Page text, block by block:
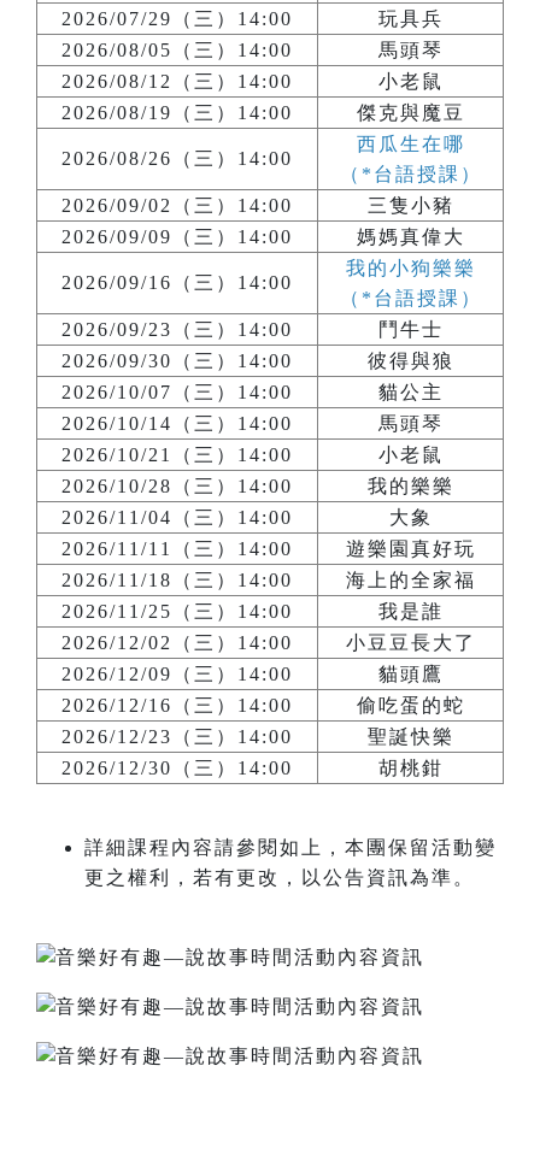
2026/07/29（三）14:00
玩具兵
2026/08/05（三）14:00
馬頭琴
2026/08/12（三）14:00
小老鼠
2026/08/19（三）14:00
傑克與魔豆
2026/08/26（三）14:00
西瓜生在哪
（*台語授課）
2026/09/02（三）14:00
三隻小豬
2026/09/09（三）14:00
媽媽真偉大
2026/09/16（三）14:00
我的小狗樂樂
（*台語授課）
2026/09/23（三）14:00
鬥牛士
2026/09/30（三）14:00
彼得與狼
2026/10/07（三）14:00
貓公主
2026/10/14（三）14:00
馬頭琴
2026/10/21（三）14:00
小老鼠
2026/10/28（三）14:00
我的樂樂
2026/11/04（三）14:00
大象
2026/11/11（三）14:00
遊樂園真好玩
2026/11/18（三）14:00
海上的全家福
2026/11/25（三）14:00
我是誰
2026/12/02（三）14:00
小豆豆長大了
2026/12/09（三）14:00
貓頭鷹
2026/12/16（三）14:00
偷吃蛋的蛇
2026/12/23（三）14:00
聖誕快樂
2026/12/30（三）14:00
胡桃鉗
詳細課程內容請參閱如上，本團保留活動變
更之權利，若有更改，以公告資訊為準。